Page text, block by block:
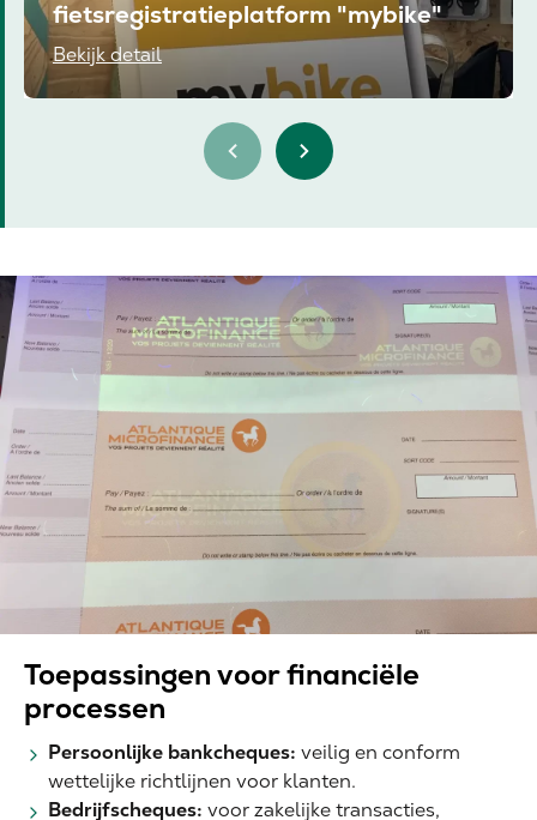
fietsregistratieplatform "mybike"
Bekijk detail
Toepassingen voor financiële
processen
Persoonlijke bankcheques: veilig en conform
wettelijke richtlijnen voor klanten.
Bedrijfscheques: voor zakelijke transacties,